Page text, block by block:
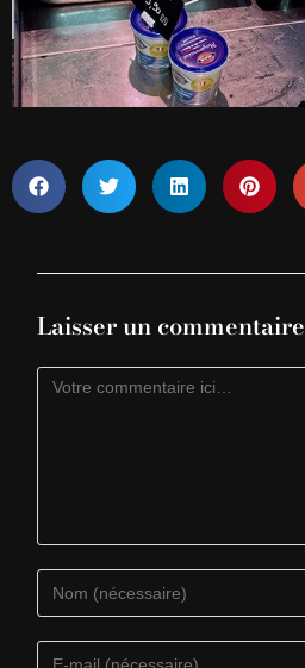
Laisser un commentaire